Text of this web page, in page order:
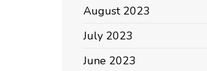
August 2023
July 2023
June 2023